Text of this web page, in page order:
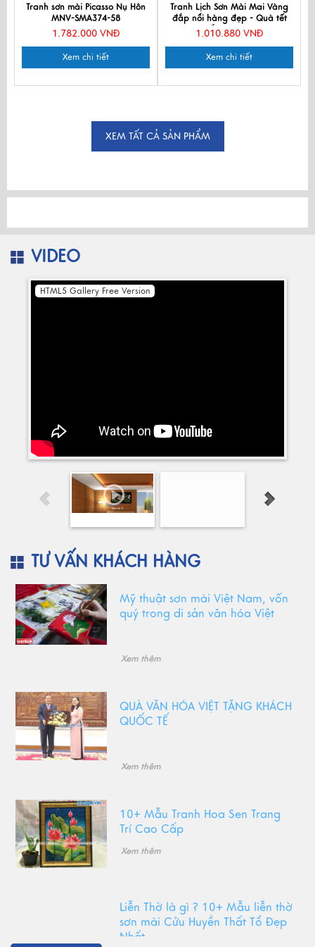
Tranh sơn mài Picasso Nụ Hôn
MNV-SMA374-58
1.782.000 VNĐ
Xem chi tiết
Tranh Lịch Sơn Mài Mai Vàng
đắp nổi hàng đẹp - Quà tết
cao cấp MNV-LSM50
1.010.880 VNĐ
Xem chi tiết
XEM TẤT CẢ SẢN PHẨM
VIDEO
HTML5 Gallery Free Version
TƯ VẤN KHÁCH HÀNG
Mỹ thuật sơn mài Việt Nam, vốn
quý trong di sản văn hóa Việt
Xem thêm
QUÀ VĂN HÓA VIỆT TẶNG KHÁCH
QUỐC TẾ
Xem thêm
10+ Mẫu Tranh Hoa Sen Trang
Trí Cao Cấp
Xem thêm
Liễn Thờ là gì ? 10+ Mẫu liễn thờ
sơn mài Cửu Huyền Thất Tổ Đẹp
Nhất